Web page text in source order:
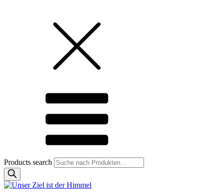
Products search